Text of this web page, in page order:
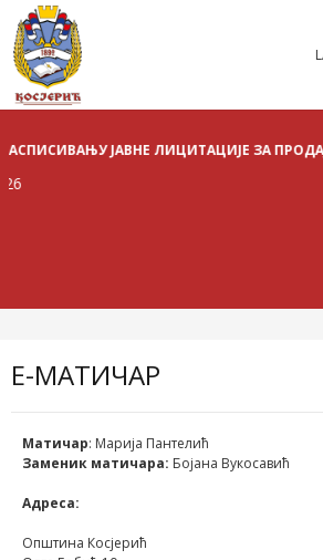
ЈАВНЕ ЛИЦИТАЦИЈЕ ЗА ПРОДАЈУ
E-МАТИЧАР
Матичар: Марија Пантелић
Заменик матичара: Бојана Вукосавић
Адреса:
Општина Косјерић